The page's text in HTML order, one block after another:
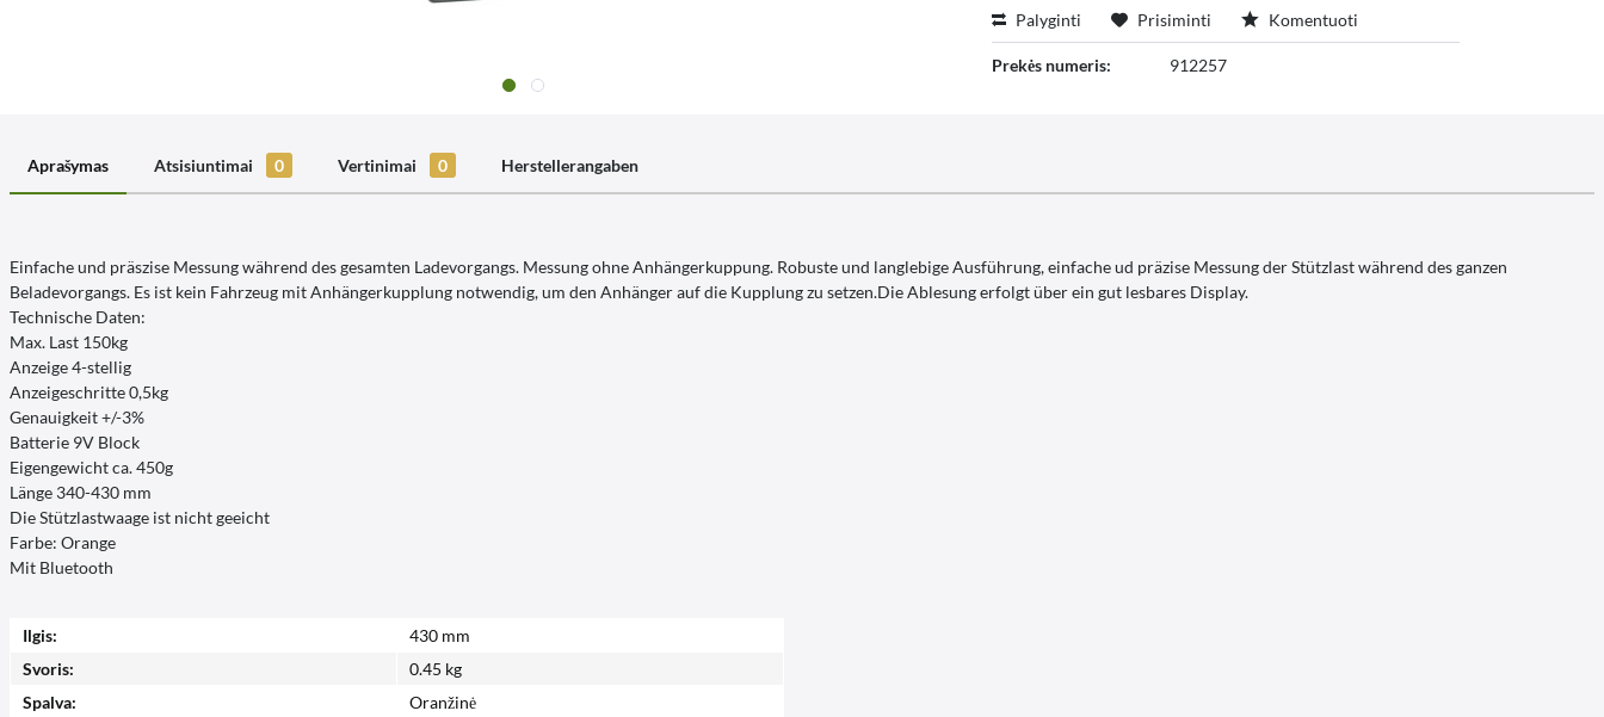
Palyginti Prisiminti Komentuoti
Prekės numeris: 912257
Aprašymas Atsisiuntimai 0 Vertinimai 0 Herstellerangaben
Einfache und präszise Messung während des gesamten Ladevorgangs. Messung ohne Anhängerkuppung. Robuste und langlebige Ausführung, einfache ud präzise Messung der Stützlast während des ganzen
Beladevorgangs. Es ist kein Fahrzeug mit Anhängerkupplung notwendig, um den Anhänger auf die Kupplung zu setzen.Die Ablesung erfolgt über ein gut lesbares Display.
Technische Daten:
Max. Last 150kg
Anzeige 4-stellig
Anzeigeschritte 0,5kg
Genauigkeit +/-3%
Batterie 9V Block
Eigengewicht ca. 450g
Länge 340-430 mm
Die Stützlastwaage ist nicht geeicht
Farbe: Orange
Mit Bluetooth
Ilgis:
430 mm
Svoris:
0.45 kg
Spalva:
Oranžinė